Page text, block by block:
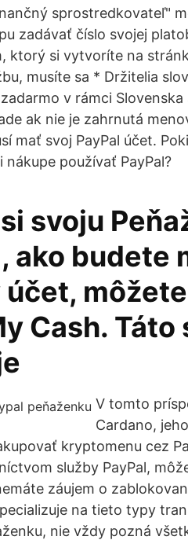
sprostredkovateľ"
zadávať číslo svojej
ktorý si vytvoríte na
musíte sa * Držitelia
v rámci
ak nie je zahrnutá
mať svoj PayPal účet.
používať PayPal?
svoju
ako budete
účet,
Cash.
V tomto
Cardano,
kryptomenu cez
služby PayPal,
záujem o
na tieto typy
nie vždy pozná